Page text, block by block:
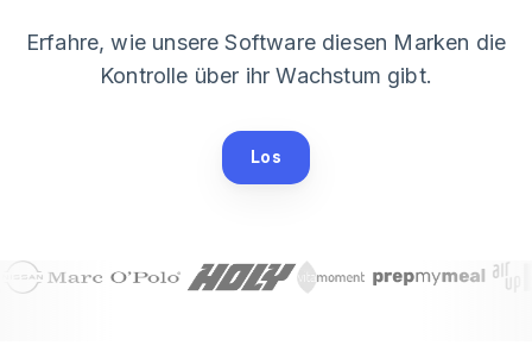
Erfahre, wie unsere Software diesen Marken die
Kontrolle über ihr Wachstum gibt.
Los